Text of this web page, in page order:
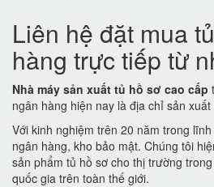
Liên hệ đặt mua
hàng trực tiếp từ
Nhà máy sản xuất tủ hồ sơ cao cấp
ngân hàng hiện nay là địa chỉ sản
Với kinh nghiệm trên 20 năm trong
ngân hàng, kho bảo mật. Chúng tôi
sản phẩm tủ hồ sơ cho thị trường
quốc gia trên toàn thế giới.